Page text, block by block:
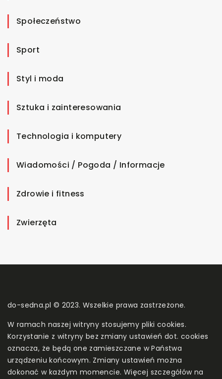
Społeczeństwo
Sport
Styl i moda
Sztuka i zainteresowania
Technologia i komputery
Wiadomości / Pogoda / Informacje
Zdrowie i fitness
Zwierzęta
do-sedna.pl © 2023. Wszelkie prawa zastrzeżone.
W ramach naszej witryny stosujemy pliki cookies.
Korzystanie z witryny bez zmiany ustawień dot. cookies
oznacza, że będą one zamieszczane w Państwa
urządzeniu końcowym. Zmiany ustawień można
dokonać w każdym momencie. Więcej szczegółów na